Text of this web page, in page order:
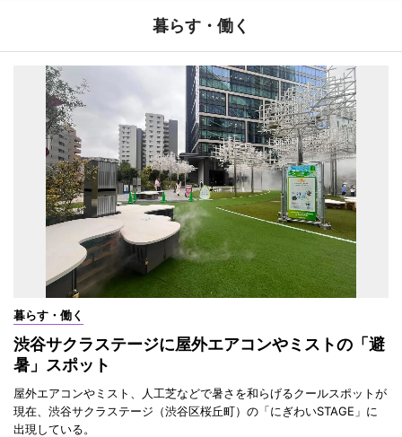
暮らす・働く
暮らす・働く
渋谷サクラステージに屋外エアコンやミストの「避
暑」スポット
屋外エアコンやミスト、人工芝などで暑さを和らげるクールスポットが
現在、渋谷サクラステージ（渋谷区桜丘町）の「にぎわいSTAGE」に
出現している。